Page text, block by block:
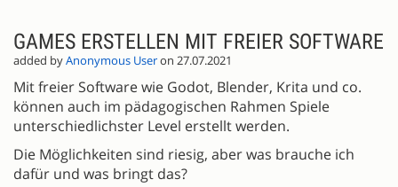
GAMES ERSTELLEN MIT FREIER SOFTWARE
added byAnonymous Useron 27.07.2021
Mit freier Software wie Godot, Blender, Krita und co.
können auch im pädagogischen Rahmen Spiele
unterschiedlichster Level erstellt werden.
Die Möglichkeiten sind riesig, aber was brauche ich
dafür und was bringt das?